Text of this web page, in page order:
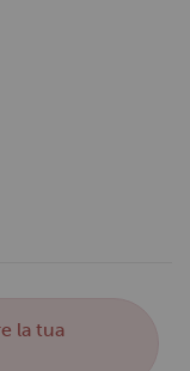
la tua